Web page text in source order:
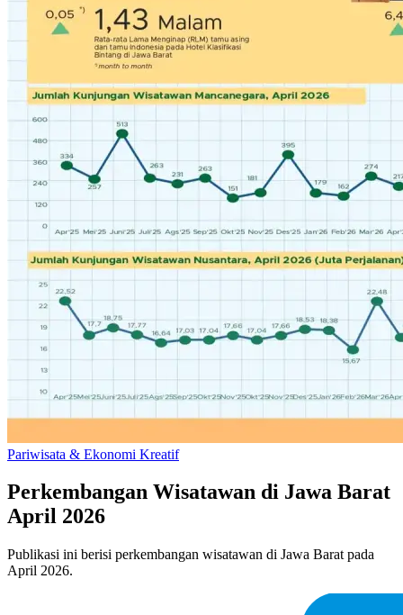
Pariwisata & Ekonomi Kreatif
Perkembangan Wisatawan di Jawa Barat
April 2026
Publikasi ini berisi perkembangan wisatawan di Jawa Barat pada
April 2026.